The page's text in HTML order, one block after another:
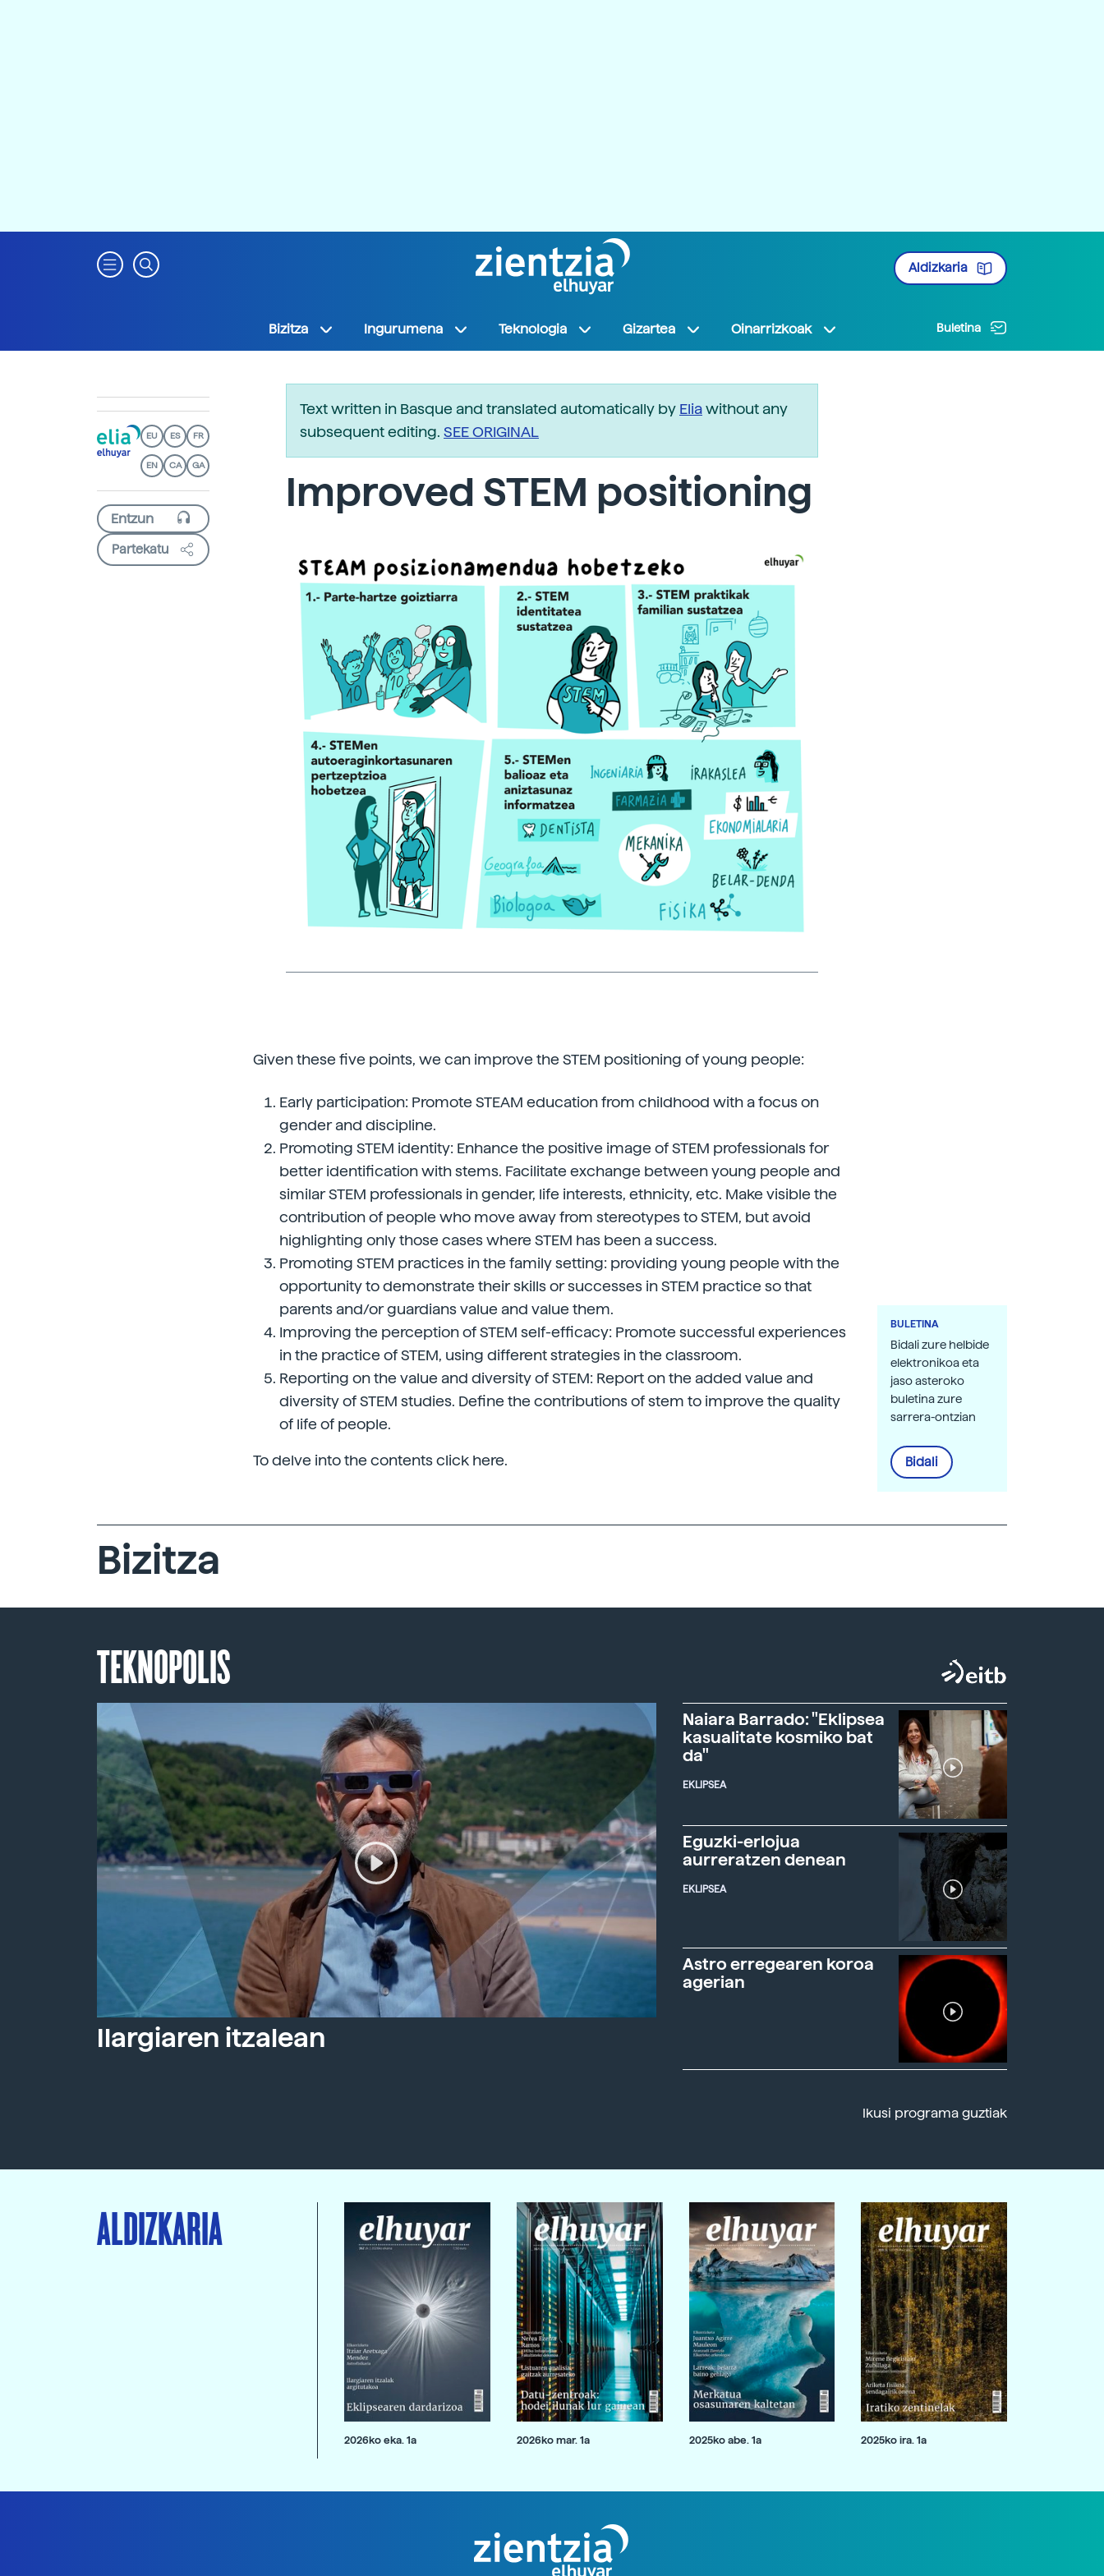
Aldizkaria
Bizitza Ingurumena Teknologia Gizartea Oinarrizkoak Buletina
EU ES FR
EN CA GA
Partekatu
Text written in Basque and translated automatically by Eliawithout any
subsequent editing. SEE ORIGINAL
Improved STEM positioning
Given these five points, we can improve the STEM positioning of young people:
Early participation: Promote STEAM education from childhood with a focus on
gender and discipline.
Promoting STEM identity: Enhance the positive image of STEM professionals for
better identification with stems. Facilitate exchange between young people and
similar STEM professionals in gender, life interests, ethnicity, etc. Make visible the
contribution of people who move away from stereotypes to STEM, but avoid
highlighting only those cases where STEM has been a success.
Promoting STEM practices in the family setting: providing young people with the
opportunity to demonstrate their skills or successes in STEM practice so that
parents and/or guardians value and value them.
Improving the perception of STEM self-efficacy: Promote successful experiences
in the practice of STEM, using different strategies in the classroom.
Reporting on the value and diversity of STEM: Report on the added value and
diversity of STEM studies. Define the contributions of stem to improve the quality
of life of people.
To delve into the contents click here.
BULETINA
Bidali zure helbide
elektronikoa eta
jaso asteroko
buletina zure
sarrera-ontzian
Bidali
Bizitza
TEKNOPOLIS
Ilargiaren itzalean
Naiara Barrado: "Eklipsea
kasualitate kosmiko bat
da"
EKLIPSEA
Eguzki-erlojua
aurreratzen denean
EKLIPSEA
Astro erregearen koroa
agerian
Ikusi programa guztiak
ALDIZKARIA
2026ko eka. 1a 2026ko mar. 1a 2025ko abe. 1a 2025ko ira. 1a